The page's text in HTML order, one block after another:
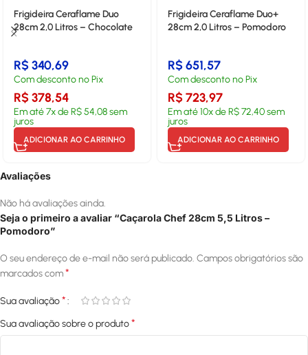
Frigideira Ceraflame Duo
28cm 2,0 Litros – Chocolate
R$340,69
Com desconto no Pix
R$378,54
Em até7x deR$54,08sem
juros
ADICIONAR AO CARRINHO
Frigideira Ceraflame Duo+
28cm 2,0 Litros – Pomodoro
R$651,57
Com desconto no Pix
R$723,97
Em até10x deR$72,40sem
juros
ADICIONAR AO CARRINHO
Avaliações
Não há avaliações ainda.
Seja o primeiro a avaliar “Caçarola Chef 28cm 5,5 Litros –
Pomodoro”
O seu endereço de e-mail não será publicado. Campos obrigatórios são
marcados com*
Sua avaliação*
Sua avaliação sobre o produto*